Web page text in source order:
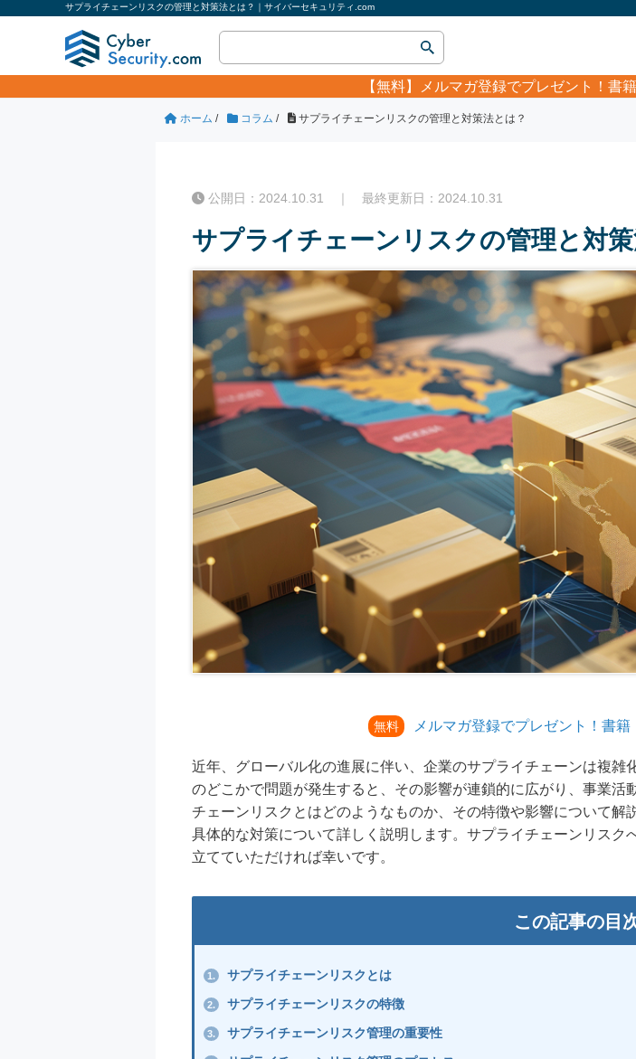
サプライチェーンリスクの管理と対策法とは？｜サイバーセキュリティ.com
【無料】 メルマガ登録でプレゼント！書
ホーム / コラム / サプライチェーンリスクの管理と対策法とは？
公開日：2024.10.31 ｜ 最終更新日：2024.10.31
サプライチェーンリスクの管理と対策
無料 メルマガ登録でプレゼント！書籍
近年、グローバル化の進展に伴い、企業のサプライチェーンは複
のどこかで問題が発生すると、その影響が連鎖的に広がり、事業
チェーンリスクとはどのようなものか、その特徴や影響について解
具体的な対策について詳しく説明します。サプライチェーンリス
立てていただければ幸いです。
この記事の目
1. サプライチェーンリスクとは
2. サプライチェーンリスクの特徴
3. サプライチェーンリスク管理の重要性